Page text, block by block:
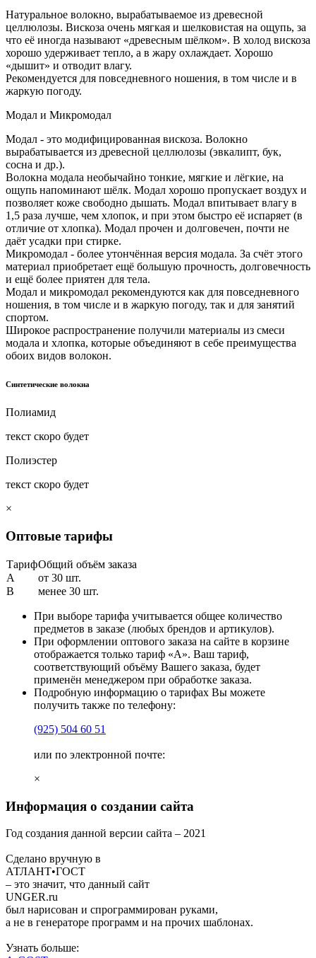
Натуральное волокно, вырабатываемое из древесной
целлюлозы. Вискоза очень мягкая и шелковистая на ощупь, за
что её иногда называют «древесным шёлком». В холод вискоза
хорошо удерживает тепло, а в жару охлаждает. Хорошо
«дышит» и отводит влагу.
Рекомендуется для повседневного ношения, в том числе и в
жаркую погоду.
Модал и Микромодал
Модал - это модифицированная вискоза. Волокно
вырабатывается из древесной целлюлозы (эвкалипт, бук,
сосна и др.).
Волокна модала необычайно тонкие, мягкие и лёгкие, на
ощупь напоминают шёлк. Модал хорошо пропускает воздух и
позволяет коже свободно дышать. Модал впитывает влагу в
1,5 раза лучше, чем хлопок, и при этом быстро её испаряет (в
отличие от хлопка). Модал прочен и долговечен, почти не
даёт усадки при стирке.
Микромодал - более утончённая версия модала. За счёт этого
материал приобретает ещё большую прочность, долговечность
и ещё более приятен для тела.
Модал и микромодал рекомендуются как для повседневного
ношения, в том числе и в жаркую погоду, так и для занятий
спортом.
Широкое распространение получили материалы из смеси
модала и хлопка, которые объединяют в себе преимущества
обоих видов волокон.
Синтетические волокна
Полиамид
текст скоро будет
Полиэстер
текст скоро будет
×
Оптовые тарифы
ТарифОбщий объём заказа
A
от 30 шт.
B
менее 30 шт.
При выборе тарифа учитывается общее количество
предметов в заказе (любых брендов и артикулов).
При оформлении оптового заказа на сайте в корзине
отображается только тариф «А». Ваш тариф,
соответствующий объёму Вашего заказа, будет
применён менеджером при обработке заказа.
Подробную информацию о тарифах Вы можете
получить также по телефону:
(925) 504 60 51
или по электронной почте:
×
Информация о создании сайта
Год создания данной версии сайта – 2021
Сделано вручную в
АТЛАНТ•ГОСТ
– это значит, что данный сайт
UNGER.ru
был нарисован и спрограммирован руками,
а не в генераторе программ и на прочих шаблонах.
Узнать больше: